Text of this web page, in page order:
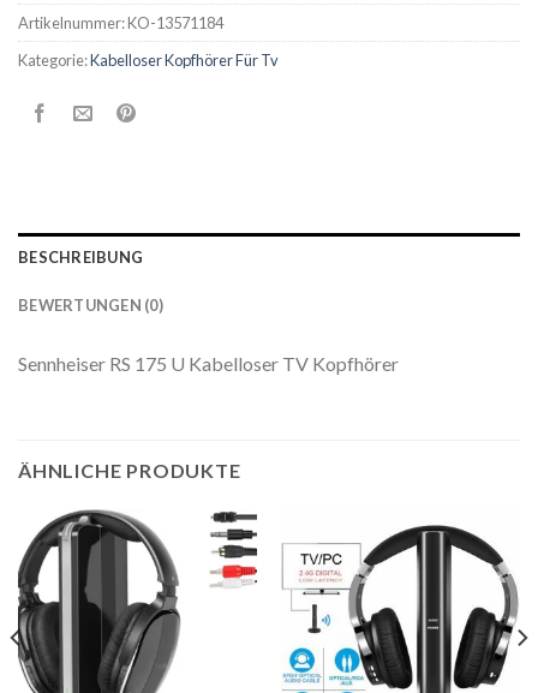
Artikelnummer:KO-13571184
Kategorie:Kabelloser Kopfhörer Für Tv
BESCHREIBUNG
BEWERTUNGEN (0)
Sennheiser RS ​​175 U Kabelloser TV Kopfhörer
ÄHNLICHE PRODUKTE